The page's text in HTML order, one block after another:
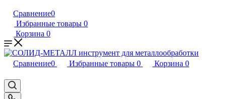
Сравнение0
Избранные товары 0
Корзина 0
Сравнение0 Избранные товары 0 Корзина 0